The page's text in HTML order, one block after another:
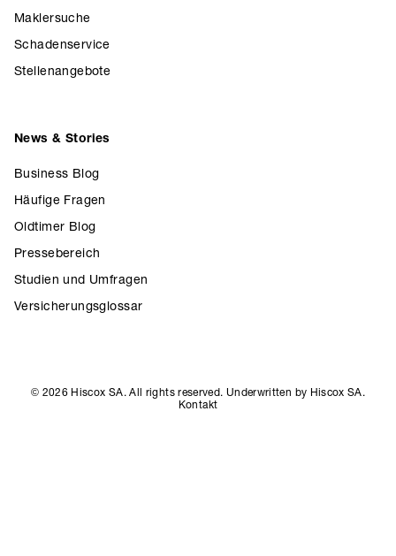
Maklersuche
Schadenservice
Stellenangebote
News & Stories
Business Blog
Häufige Fragen
Oldtimer Blog
Pressebereich
Studien und Umfragen
Versicherungsglossar
© 2026 Hiscox SA. All rights reserved. Underwritten by Hiscox SA.
Kontakt